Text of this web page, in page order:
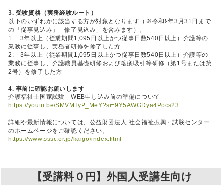
3. 受験資格（実務経験ルート）
以下のいずれかに該当する方が対象となります（※令和9年3月31日まで
の「従事見込み」「修了見込み」を含みます）。
1. 3年以上（従業期間1,095日以上かつ従事日数540日以上）介護等の
業務に従事し、実務者研修を修了した方
2. 3年以上（従業期間1,095日以上かつ従事日数540日以上）介護等の
業務に従事し、介護職員基礎研修および喀痰吸引等研修（第1号または第
2号）を修了した方
4. 事前に確認お願いします
介護福祉士国家試験 WEB申し込み前の準備について
https://youtu.be/SMVMTyP_MeY?si=9Y5AWGDya4Pocs23
詳細や最新情報については、公益財団法人 社会福祉振興・試験センター
のホームページをご確認ください。
https://www.sssc.or.jp/kaigo/index.html
【受講料０円】外国人受講生向け